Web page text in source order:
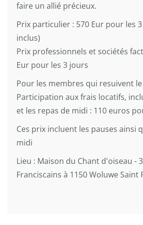
faire un allié précieux.
Prix particulier : 570 Eur pour les
inclus)
Prix professionnels et sociétés
Eur pour les 3 jours
Pour les membres qui resuivent
Participation aux frais locatifs,
et les repas de midi : 110 euros
Ces prix incluent les pauses ainsi
midi
Lieu : Maison du Chant d'oiseau -
Franciscains à 1150 Woluwe Saint